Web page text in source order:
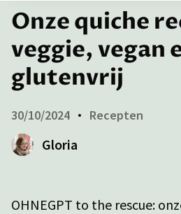
Onze quiche
veggie, vegan
glutenvrij
Gloria
30/10/2024 Recepten
OHNEGPT to the rescue: